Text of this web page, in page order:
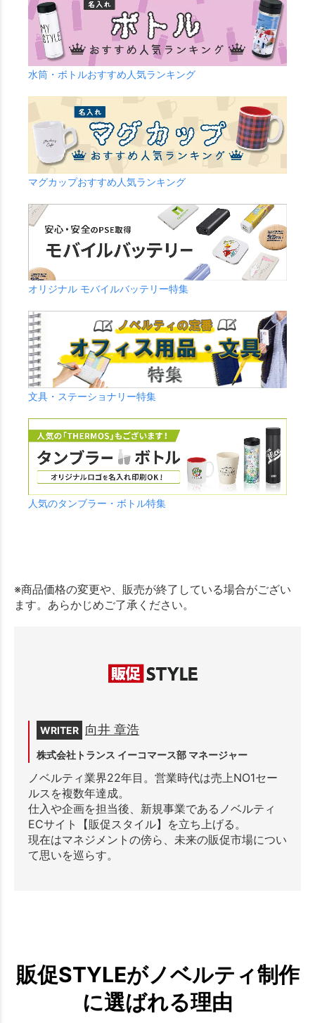
水筒・ボトルおすすめ人気ランキング
マグカップおすすめ人気ランキング
オリジナル モバイルバッテリー特集
文具・ステーショナリー特集
人気のタンブラー・ボトル特集
※商品価格の変更や、販売が終了している場合がござい
ます。あらかじめご了承ください。
WRITER 向井 章浩
株式会社トランス イーコマース部 マネージャー
ノベルティ業界22年目。営業時代は売上NO1セー
ルスを複数年達成。
仕入や企画を担当後、新規事業であるノベルティ
ECサイト【販促スタイル】を立ち上げる。
現在はマネジメントの傍ら、未来の販促市場につい
て思いを巡らす。
販促STYLEがノベルティ制作
に選ばれる理由